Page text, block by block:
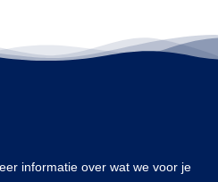
informatie over wat we voor je